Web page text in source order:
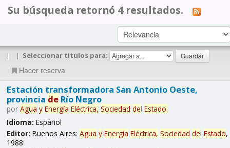
Su búsqueda retornó 4 resultados.
| | Seleccionar títulos para:
Hacer reserva
Estación transformadora San Antonio Oeste,
provincia deRío Negro
por Agua y Energía Eléctrica, Sociedad del Estado.
Idioma: Español
Editor: Buenos Aires: Agua y Energía Eléctrica, Sociedad del Estado,
1988